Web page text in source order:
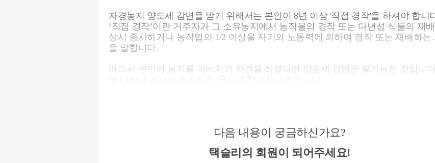
자경농지 양도세 감면을 받기 위해서는 본인이 8년 이상 '직접 경작'을 하셔야 합니
‘직접 경작’이란 거주자가 그 소유농지에서 농작물의 경작 또는 다년성 식물의 재배
상시 종사하거나 농작업의 1/2 이상을 자기의 노동력에 의하여 경작 또는 재배하는
을 말합니다.
따라서 본인의 농지를 아버지가 자경을 하셨다면 양도세 감면은 불가능한 것입니다
다음 내용이 궁금하신가요?
택슬리의 회원이 되어주세요!